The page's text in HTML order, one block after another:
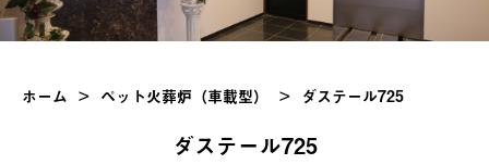
ホーム > ペット火葬炉（車載型） > ダステール725
ダステール725